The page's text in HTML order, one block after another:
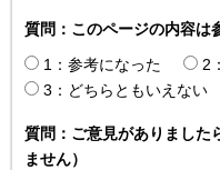
質問：このページの内容は
1：参考になった
2
3：どちらともいえない
質問：ご意見がありました
ません）